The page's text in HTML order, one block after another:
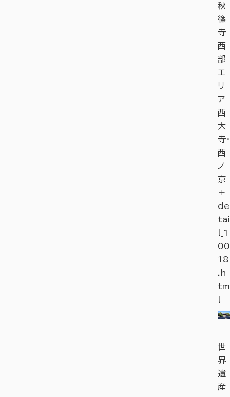
秋
篠
寺
西
部
エ
リ
ア
西
大
寺・
西
ノ
京
＋
de
tai
l_1
00
18
.h
tm
世
界
遺
産